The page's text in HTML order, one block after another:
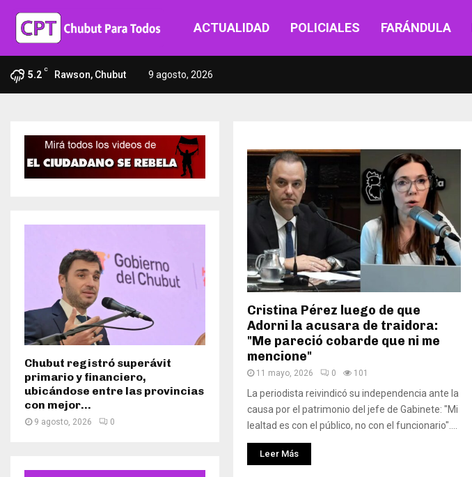
ACTUALIDAD POLICIALES FARÁNDULA
5.2 C Rawson, Chubut 9 agosto, 2026
Cristina Pérez luego de que
Adorni la acusara de traidora:
"Me pareció cobarde que ni me
mencione"
11 mayo, 2026 0 101
La periodista reivindicó su independencia ante la
causa por el patrimonio del jefe de Gabinete: "Mi
lealtad es con el público, no con el funcionario"....
Leer Más
Chubut registró superávit
primario y financiero,
ubicándose entre las provincias
con mejor...
9 agosto, 2026 0